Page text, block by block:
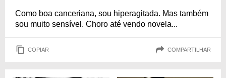
Como boa canceriana, sou hiperagitada. Mas também
sou muito sensível. Choro até vendo novela...
COPIAR COMPARTILHAR